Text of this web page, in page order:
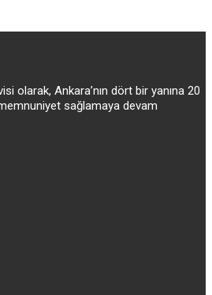
olarak, Ankara’nın dört bir yanına 20
sağlamaya devam